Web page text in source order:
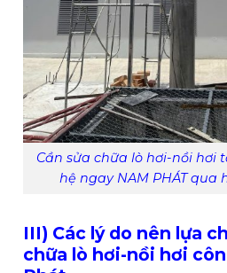
Cần sửa chữa lò hơi-nồi hơi
hệ ngay NAM PHÁT qua
III) Các lý do nên lựa
chữa lò hơi-nồi hơi